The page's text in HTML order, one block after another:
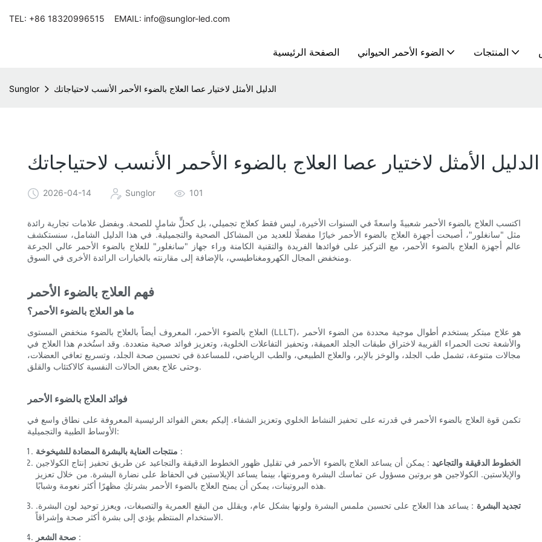
TEL: +86 18320996515 EMAIL: info@sunglor-led.com
الصفحة الرئيسية الضوء الأحمر الحيواني المنتجات
Sunglor الدليل الأمثل لاختيار عصا العلاج بالضوء الأحمر الأنسب لاحتياجاتك
الدليل الأمثل لاختيار عصا العلاج بالضوء الأحمر الأنسب لاحتياجاتك
2026-04-14 Sunglor 101
اكتسب العلاج بالضوء الأحمر شعبيةً واسعةً في السنوات الأخيرة، ليس فقط كعلاج تجميلي، بل كحلٍّ شاملٍ للصحة. وبفضل علامات تجارية رائدة
مثل "سانغلور"، أصبحت أجهزة العلاج بالضوء الأحمر خيارًا مفضلًا للعديد من المشاكل الصحية والتجميلية. في هذا الدليل الشامل، سنستكشف
عالم أجهزة العلاج بالضوء الأحمر، مع التركيز على فوائدها الفريدة والتقنية الكامنة وراء جهاز "سانغلور" للعلاج بالضوء الأحمر عالي الجرعة
ومنخفض المجال الكهرومغناطيسي، بالإضافة إلى مقارنته بالخيارات الرائدة الأخرى في السوق.
فهم العلاج بالضوء الأحمر
ما هو العلاج بالضوء الأحمر؟
العلاج بالضوء الأحمر، المعروف أيضاً بالعلاج بالضوء منخفض المستوى (LLLT)، هو علاج مبتكر يستخدم أطوال موجية محددة من الضوء الأحمر
والأشعة تحت الحمراء القريبة لاختراق طبقات الجلد العميقة، وتحفيز التفاعلات الخلوية، وتعزيز فوائد صحية متعددة. وقد استُخدم هذا العلاج في
مجالات متنوعة، تشمل طب الجلد، والوخز بالإبر، والعلاج الطبيعي، والطب الرياضي، للمساعدة في تحسين صحة الجلد، وتسريع تعافي العضلات،
وحتى علاج بعض الحالات النفسية كالاكتئاب والقلق.
فوائد العلاج بالضوء الأحمر
تكمن قوة العلاج بالضوء الأحمر في قدرته على تحفيز النشاط الخلوي وتعزيز الشفاء. إليكم بعض الفوائد الرئيسية المعروفة على نطاق واسع في
الأوساط الطبية والتجميلية:
منتجات العناية بالبشرة المضادة للشيخوخة :
الخطوط الدقيقة والتجاعيد : يمكن أن يساعد العلاج بالضوء الأحمر في تقليل ظهور الخطوط الدقيقة والتجاعيد عن طريق تحفيز إنتاج الكولاجين
والإيلاستين. الكولاجين هو بروتين مسؤول عن تماسك البشرة ومرونتها، بينما يساعد الإيلاستين في الحفاظ على نضارة البشرة. من خلال تعزيز
هذه البروتينات، يمكن أن يمنح العلاج بالضوء الأحمر بشرتكِ مظهرًا أكثر نعومة وشبابًا.
تجديد البشرة : يساعد هذا العلاج على تحسين ملمس البشرة ولونها بشكل عام، ويقلل من البقع العمرية والتصبغات، ويعزز توحيد لون البشرة.
الاستخدام المنتظم يؤدي إلى بشرة أكثر صحة وإشراقاً.
صحة الشعر :